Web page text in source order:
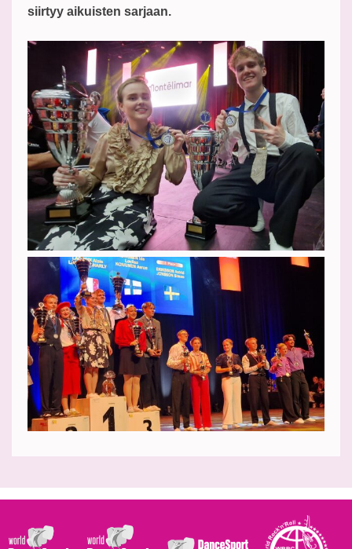
siirtyy aikuisten sarjaan.